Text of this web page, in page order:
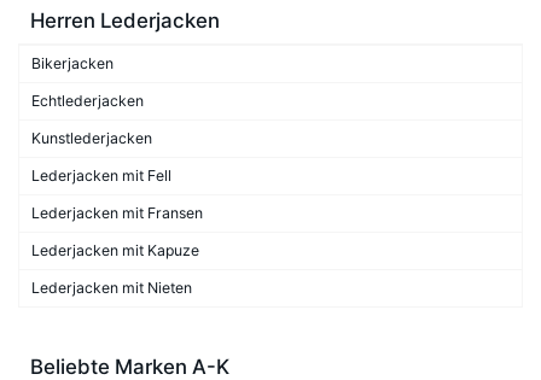
Herren Lederjacken
Bikerjacken
Echtlederjacken
Kunstlederjacken
Lederjacken mit Fell
Lederjacken mit Fransen
Lederjacken mit Kapuze
Lederjacken mit Nieten
Beliebte Marken A-K